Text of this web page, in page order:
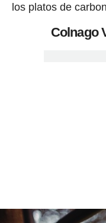
los platos de
Colnago